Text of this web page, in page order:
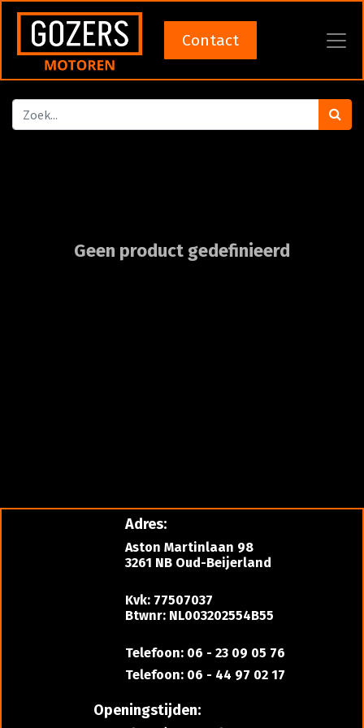
Contact
Geen product gedefinieerd
Adres:
Aston Martinlaan 98
3261 NB Oud-Beijerland
Kvk: 77507037
Btwnr: NL003202554B55
Telefoon: 06 - 23 09 05 76
Telefoon: 06 - 44 97 02 17
Openingstijden: